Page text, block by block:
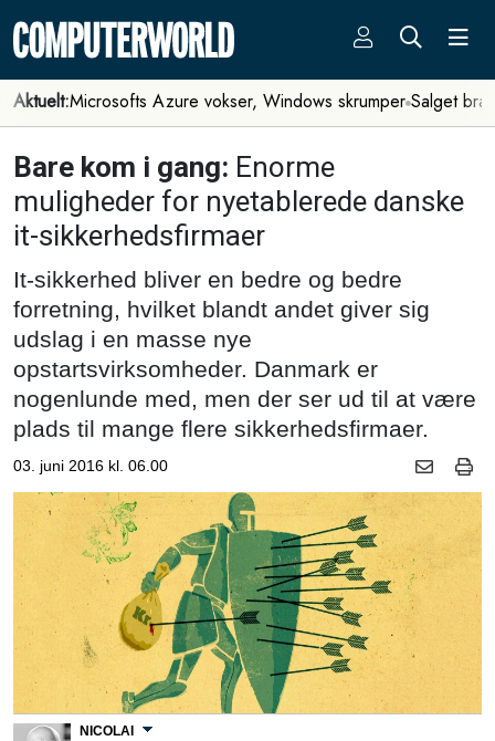
Aktuelt:Microsofts Azure vokser, Windows skrumper Salget
Bare kom i gang: Enorme
muligheder for nyetablerede danske
it-sikkerhedsfirmaer
It-sikkerhed bliver en bedre og bedre
forretning, hvilket blandt andet giver sig
udslag i en masse nye
opstartsvirksomheder. Danmark er
nogenlunde med, men der ser ud til at være
plads til mange flere sikkerhedsfirmaer.
03. juni 2016 kl. 06.00
NICOLAI